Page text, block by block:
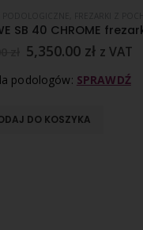
5,350.00 zł z VAT
podologów: SPRAWDŹ
DO KOSZYKA